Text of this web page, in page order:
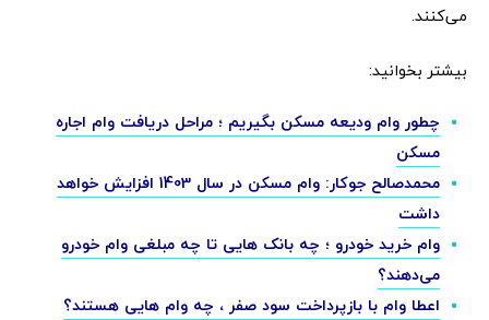
می‌کنند.
بیشتر بخوانید:
چطور وام ودیعه مسکن بگیریم ؛ مراحل دریافت وام اجاره
مسکن
محمدصالح جوکار: وام مسکن در سال 1403 افزایش خواهد
داشت
وام خرید خودرو ؛ چه بانک هایی تا چه مبلغی وام خودرو
می‌دهند؟
اعطا وام با بازپرداخت سود صفر ، چه وام هایی هستند؟